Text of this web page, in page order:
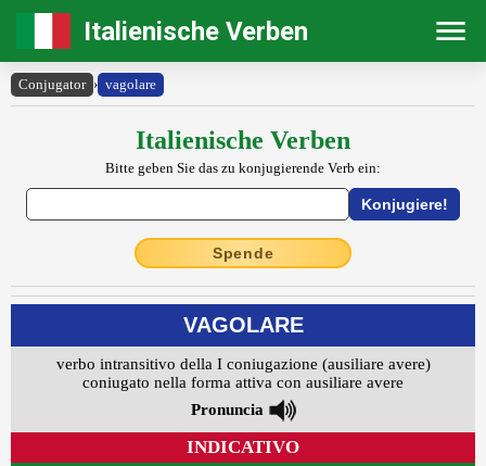
Italienische Verben
Conjugator › vagolare
Italienische Verben
Bitte geben Sie das zu konjugierende Verb ein:
Spende
VAGOLARE
verbo intransitivo della I coniugazione (ausiliare avere)
coniugato nella forma attiva con ausiliare avere
Pronuncia
INDICATIVO